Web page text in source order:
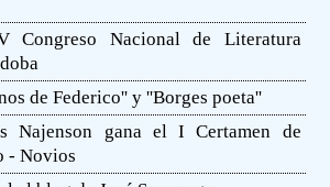
Congreso Nacional de Literatura
de Federico'' y ''Borges poeta''
Najenson gana el I Certamen de
- Novios